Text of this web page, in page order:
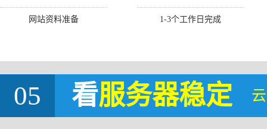
网站资料准备 1-3个工作日完成
05 看服务器稳定